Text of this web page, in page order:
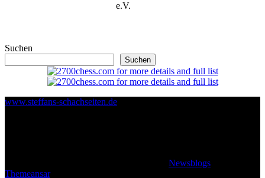
e.V.
Suchen
Suchen
www.steffans-schachseiten.de
Newsblogs
Themeansar.